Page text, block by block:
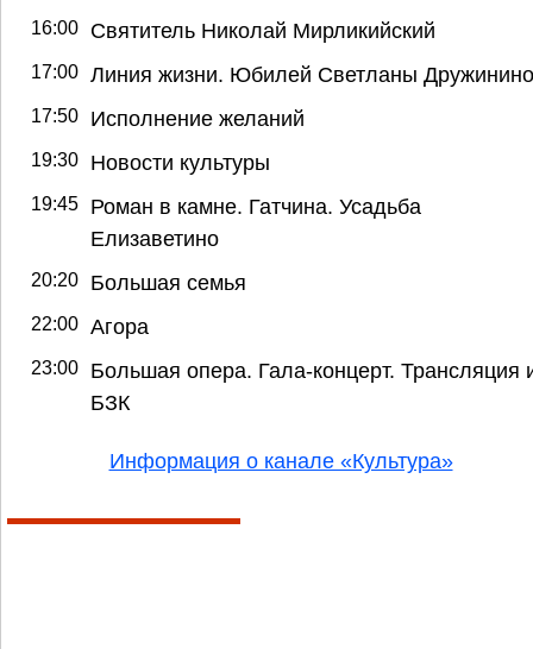
16:00 Святитель Николай Мирликийский
17:00 Линия жизни. Юбилей Светланы
17:50 Исполнение желаний
19:30 Новости культуры
19:45
Роман в камне. Гатчина. Усадьба
Елизаветино
20:20 Большая семья
22:00 Агора
23:00
Большая опера. Гала-концерт. Трансляция
БЗК
Информация о канале «Культура»